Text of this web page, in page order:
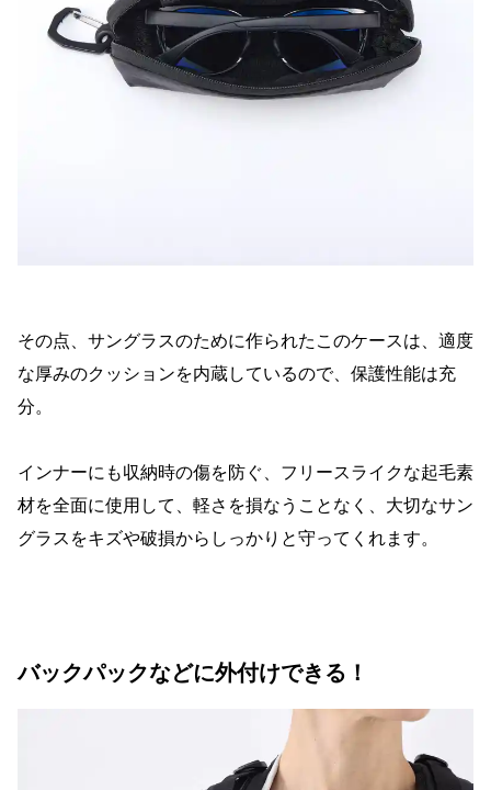
その点、サングラスのために作られたこのケースは、適度
な厚みのクッションを内蔵しているので、保護性能は充
分。
インナーにも収納時の傷を防ぐ、フリースライクな起毛素
材を全面に使用して、軽さを損なうことなく、大切なサン
グラスをキズや破損からしっかりと守ってくれます。
バックパックなどに外付けできる！